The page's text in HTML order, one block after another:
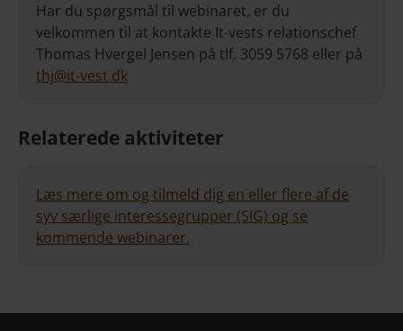
Har du spørgsmål til webinaret, er du
velkommen til at kontakte It-vests relationschef
Thomas Hvergel Jensen på tlf. 3059 5768 eller på
thj@it-vest.dk
Relaterede aktiviteter
Læs mere om og tilmeld dig en eller flere af de
syv særlige interessegrupper (SIG) og se
kommende webinarer.